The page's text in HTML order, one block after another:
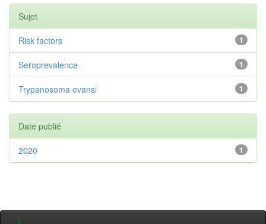
Sujet
1
Risk factors
1
Seroprevalence
1
Trypanosoma evansi
Date publié
1
2020